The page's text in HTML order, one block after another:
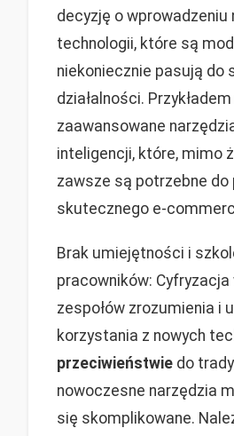
decyzję o wprowadzeniu
technologii, które są
niekoniecznie pasują do
działalności.
zaawansowane
inteligencji, które, mimo
zawsze są potrzebne do
skutecznego e-
Brak umiejętności i
pracowników: Cyfryzacja
zespołów zrozumienia i
korzystania z nowych
przeciwieństwie do
nowoczesne narzędzia
się skomplikowane.